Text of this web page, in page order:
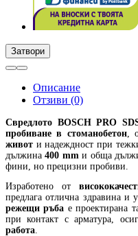
Затвори
Описание
Отзиви (0)
Свредлото BOSCH PRO
пробиване в стоманобетон,
живот и надеждност при
дължина 400 mm и обща
фини, но прецизни пробиви.
Изработено от
предлага отлична здравина и
режещи ръба е проектирана
при контакт с арматура,
работа